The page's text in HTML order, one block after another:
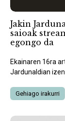
Jakin
saioak
egongo da
Ekainaren 16ra
Jardunaldian
Gehiago irakurri